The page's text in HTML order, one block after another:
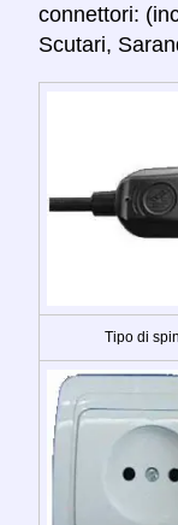
connettori:
Scutari,
Tipo di